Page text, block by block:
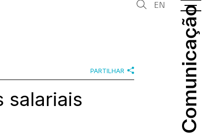
Comunicação
Comunicação
EN
PARTILHAR
salariais